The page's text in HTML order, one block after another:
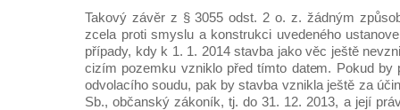
Takový závěr z § 3055 odst. 2 o. z. žádným
zcela proti smyslu a konstrukci uvedeného
případy, kdy k 1. 1. 2014 stavba jako věc ještě
cizím pozemku vzniklo před tímto datem. Pokud by
odvolacího soudu, pak by stavba vznikla ještě za
Sb., občanský zákoník, tj. do 31. 12. 2013, a její